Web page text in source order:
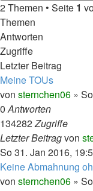
2 Themen • Seite 1
Themen
Antworten
Zugriffe
Letzter Beitrag
Meine TOUs
von sternchen06 »
0Antworten
134282Zugriffe
Letzter Beitragvon
So 31. Jan 2016,
Keine Abmahnung
von sternchen06 »